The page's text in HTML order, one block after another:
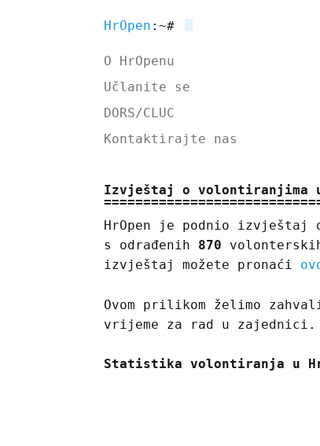
HrOpen :~#
O HrOpenu
Učlanite se
DORS/CLUC
Kontaktirajte nas
Izvještaj o volontiranjima
HrOpen je podnio
s odrađenih 870
izvještaj možete pronaći
Ovom prilikom želimo
vrijeme za rad u zajednici.
Statistika volontiranja u